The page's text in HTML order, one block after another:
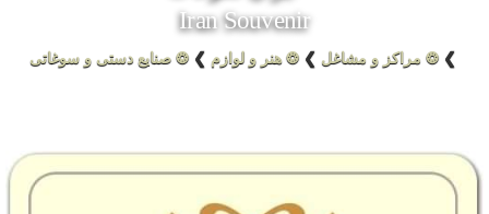
Iran Souvenir
❯ ❂ مراکز و مشاغل ❯ ❂ هنر و لوازم ❯ ❂ صنایع دستی و سوغاتی